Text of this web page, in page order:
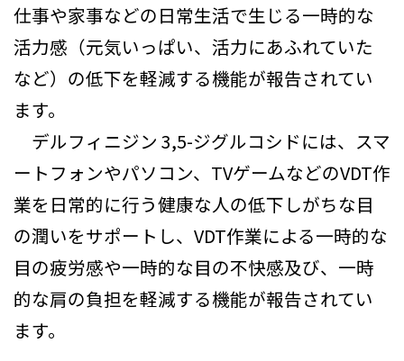
仕事や家事などの日常生活で生じる一時的な
活力感（元気いっぱい、活力にあふれていた
など）の低下を軽減する機能が報告されてい
ます。
デルフィニジン 3,5-ジグルコシドには、スマ
ートフォンやパソコン、TVゲームなどのVDT作
業を日常的に行う健康な人の低下しがちな目
の潤いをサポートし、VDT作業による一時的な
目の疲労感や一時的な目の不快感及び、一時
的な肩の負担を軽減する機能が報告されてい
ます。